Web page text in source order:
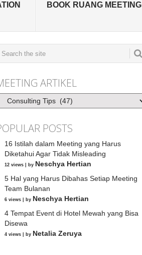
BOOK RUANG MEETING
ARTIKEL
Meeting
POSTS
16 Istilah dalam Meeting yang Harus
Diketahui Agar Tidak Misleading
12 views by Neschya Hertian
5 Hal yang Harus Dibahas Setiap Meeting
Team Bulanan
6 views by Neschya Hertian
4 Tempat Event di Hotel Mewah yang Bisa
Disewa
4 views by Netalia Zeruya